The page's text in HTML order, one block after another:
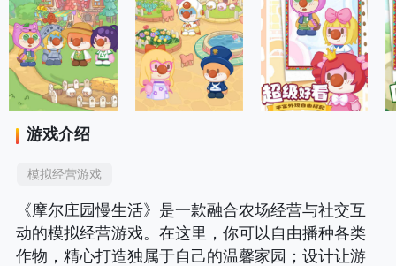
游戏介绍
模拟经营游戏
《摩尔庄园慢生活》是一款融合农场经营与社交互
动的模拟经营游戏。在这里，你可以自由播种各类
作物，精心打造独属于自己的温馨家园；设计让游